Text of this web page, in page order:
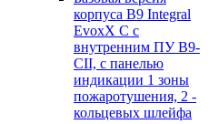
корпуса B9 Integral
EvoxX C с
внутренним ПУ B9-
CII, с панелью
индикации 1 зоны
пожаротушения, 2 -
кольцевых шлейфа